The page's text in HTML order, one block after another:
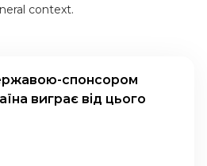
context.
спонсором
виграє від цього